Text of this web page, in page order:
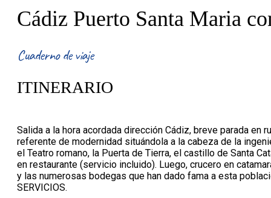
Cádiz Puerto Santa Maria
Cuaderno de viaje
ITINERARIO
Salida a la hora acordada dirección Cádiz, breve parada en
referente de modernidad situándola a la cabeza de la
el Teatro romano, la Puerta de Tierra, el castillo de Santa
en restaurante (servicio incluido). Luego, crucero en
y las numerosas bodegas que han dado fama a esta
SERVICIOS.